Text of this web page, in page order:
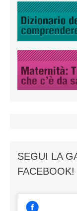
SEGUI LA
FACEBOOK!